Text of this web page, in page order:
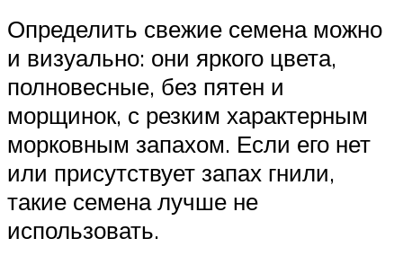
Определить свежие семена можно
и визуально: они яркого цвета,
полновесные, без пятен и
морщинок, с резким характерным
морковным запахом. Если его нет
или присутствует запах гнили,
такие семена лучше не
использовать.